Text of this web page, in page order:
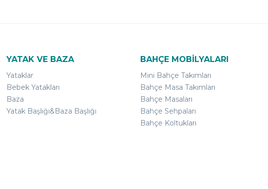
YATAK VE BAZA
Yataklar
Bebek Yatakları
Baza
Yatak Başlığı&Baza Başlığı
BAHÇE MOBİLYALARI
Mini Bahçe Takımları
Bahçe Masa Takımları
Bahçe Masaları
Bahçe Sehpaları
Bahçe Koltukları